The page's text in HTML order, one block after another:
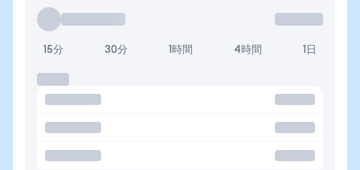
15分 30分 1時間 4時間 1日